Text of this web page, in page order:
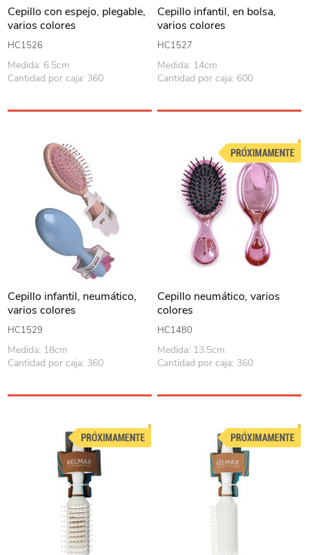
Cepillo con espejo, plegable,
varios colores
HC1526
Medida: 6.5cm
Cantidad por caja: 360
Cepillo infantil, en bolsa,
varios colores
HC1527
Medida: 14cm
Cantidad por caja: 600
Cepillo infantil, neumático,
varios colores
HC1529
Medida: 18cm
Cantidad por caja: 360
Cepillo neumático, varios
colores
HC1480
Medida: 13.5cm
Cantidad por caja: 360